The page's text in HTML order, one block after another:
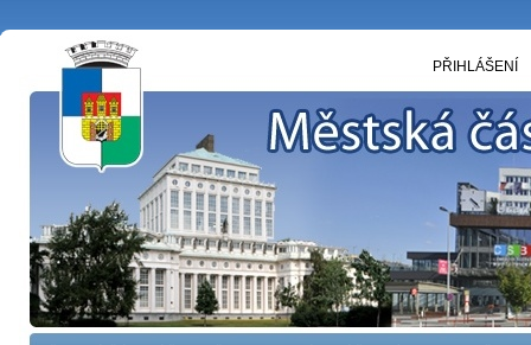
PŘIHLÁŠENÍ